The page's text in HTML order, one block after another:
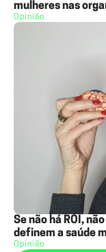
Opinião
mulheres nas
Opinião
Se não há ROI,
definem a saúde